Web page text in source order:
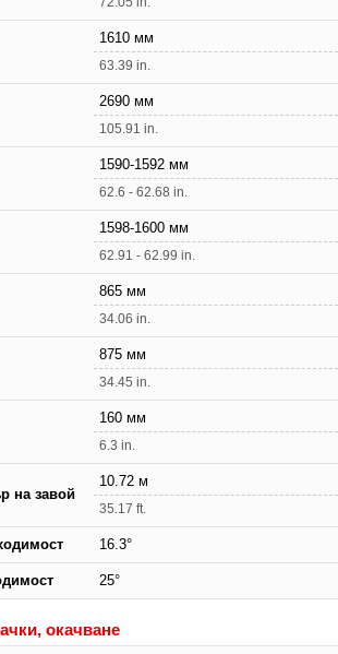
1610 мм
63.39 in.
2690 мм
105.91 in.
1590-1592 мм
62.6 - 62.68 in.
1598-1600 мм
62.91 - 62.99 in.
865 мм
34.06 in.
875 мм
34.45 in.
160 мм
6.3 in.
на завой
10.72 м
35.17 ft.
16.3°
25°
окачване